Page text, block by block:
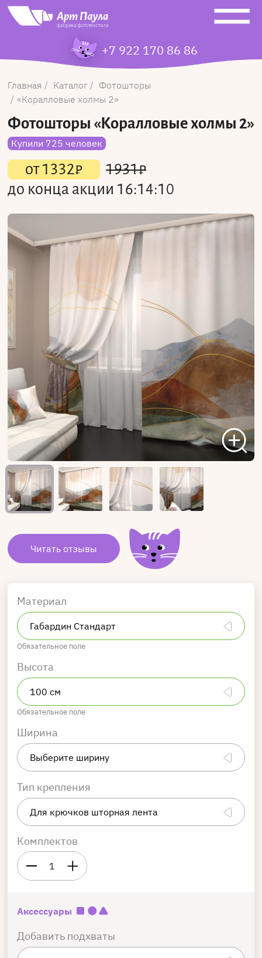
+7 922 170 86 86
Главная Каталог
Фотошторы
Коралловые холмы 2
Фотошторы «Коралловые холмы 2»
Купили 725 человек
от1332₽ 1931₽
до конца акции 16:14:10
Читать отзывы
Материал
Обязательное поле
Высота
Обязательное поле
Ширина
Тип крепления
Комплектов
1
Аксессуары
Добавить подхваты